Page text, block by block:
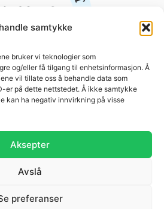
samtykke
bruker vi teknologier som
og/eller få tilgang til enhetsinformasjon. Å
vil tillate oss å behandle data som
er på dette nettstedet. Å ikke samtykke
kan ha negativ innvirkning på visse
Aksepter
Avslå
preferanser